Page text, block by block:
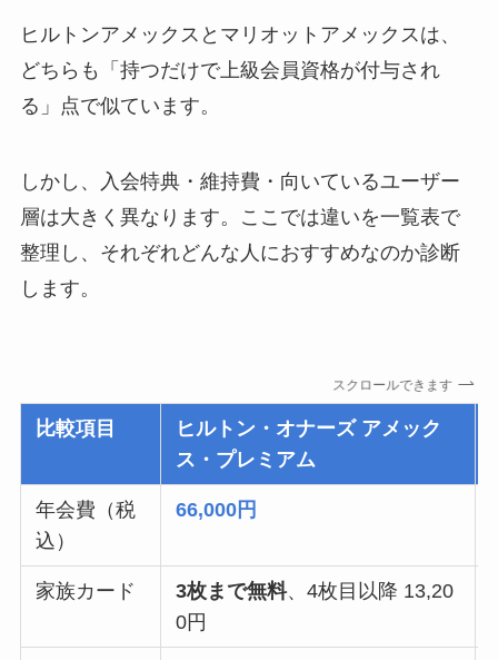
ヒルトンアメックスとマリオットアメックスは、
どちらも「持つだけで上級会員資格が付与され
る」点で似ています。
しかし、入会特典・維持費・向いているユーザー
層は大きく異なります。ここでは違いを一覧表で
整理し、それぞれどんな人におすすめなのか診断
します。
スクロールできます
比較項目
ヒルトン・オナーズ アメック
ス・プレミアム
年会費（税
込）
66,000円
家族カード 3枚まで無料、4枚目以降 13,20
0円